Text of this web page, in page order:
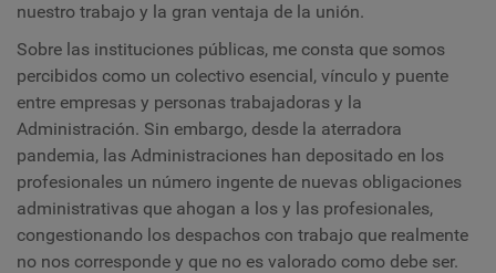
nuestro trabajo y la gran ventaja de la unión.
Sobre las instituciones públicas, me consta que somos
percibidos como un colectivo esencial, vínculo y puente
entre empresas y personas trabajadoras y la
Administración. Sin embargo, desde la aterradora
pandemia, las Administraciones han depositado en los
profesionales un número ingente de nuevas obligaciones
administrativas que ahogan a los y las profesionales,
congestionando los despachos con trabajo que realmente
no nos corresponde y que no es valorado como debe ser.